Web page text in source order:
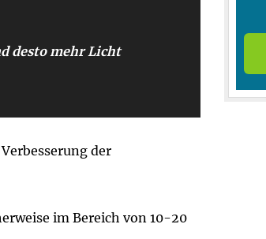
desto mehr Licht
der
im Bereich von 10-20